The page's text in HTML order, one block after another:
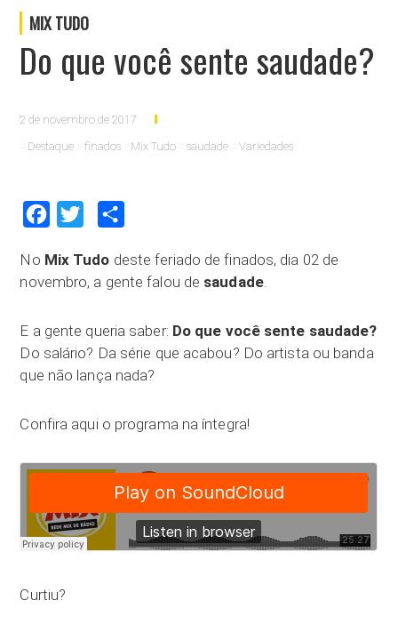
MIX TUDO
Do que você sente saudade?
2 de novembro de 2017
Destaque
finados Mix Tudo saudade Variedades
Facebook Twitter
No Mix Tudo deste feriado de finados, dia 02 de
novembro, a gente falou de saudade.
E a gente queria saber: Do que você sente saudade?
Do salário? Da série que acabou? Do artista ou banda
que não lança nada?
Confira aqui o programa na íntegra!
Curtiu?